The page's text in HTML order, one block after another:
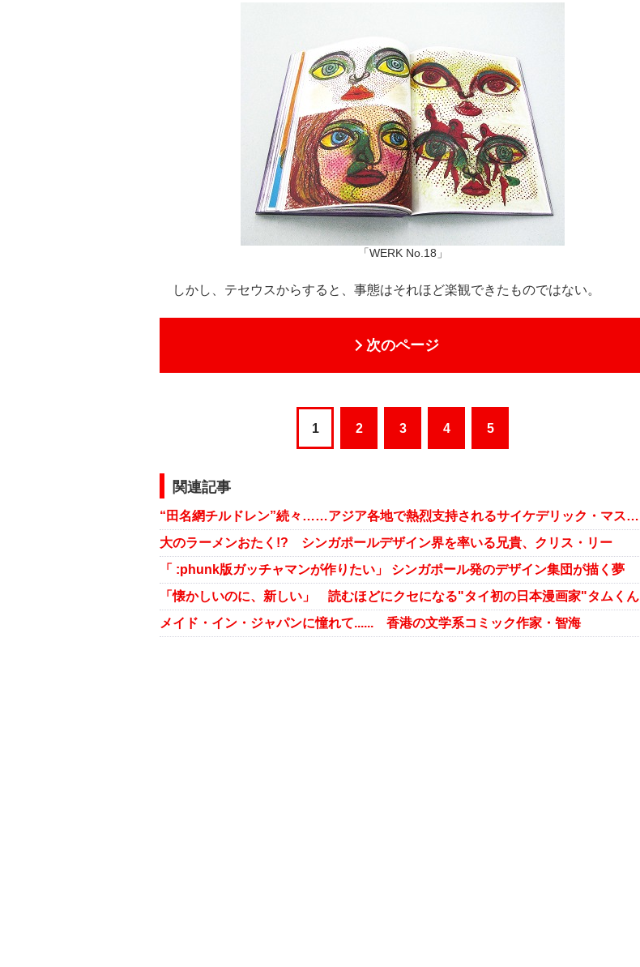
「WERK No.18」
しかし、テセウスからすると、事態はそれほど楽観できたものではない。
次のページ
1 2 3 4 5
関連記事
“田名網チルドレン”続々……アジア各地で熱烈支持されるサイケデリック・マスター
大のラーメンおたく!? シンガポールデザイン界を率いる兄貴、クリス・リー
「 :phunk版ガッチャマンが作りたい」 シンガポール発のデザイン集団が描く夢
「懐かしいのに、新しい」 読むほどにクセになる"タイ初の日本漫画家"タムくん
メイド・イン・ジャパンに憧れて...... 香港の文学系コミック作家・智海